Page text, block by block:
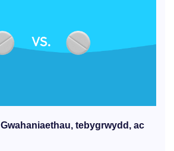
tebygrwydd, ac